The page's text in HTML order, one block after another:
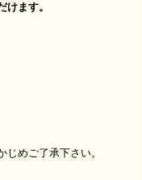
ます。
めご了承下さい。